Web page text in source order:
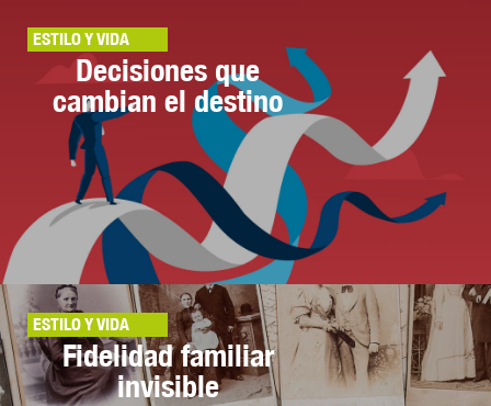
ESTILO Y VIDA
Decisiones que
cambian el destino
ESTILO Y VIDA
Fidelidad familiar
invisible